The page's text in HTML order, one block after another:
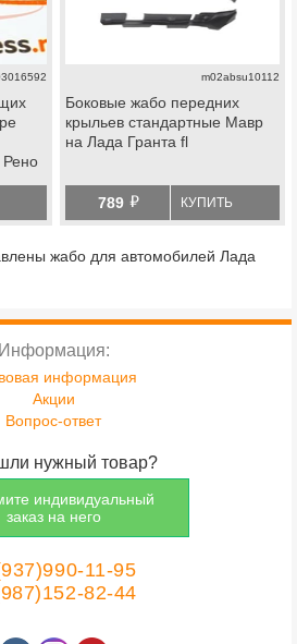
Рено
m02absu10112
Боковые жабо передних
крыльев стандартные Мавр
на Лада Гранта fl
789 й КУПИТЬ
жабо для автомобилей Лада
11-95
82-44
Информация:
информация
Акции
Вопрос-ответ
нужный товар?
индивидуальный
заказ на него